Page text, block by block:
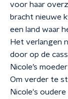
voor haar
bracht nieuwe
een land waar
Het verlangen
door op de
Nicole’s
Om verder te
Nicole's